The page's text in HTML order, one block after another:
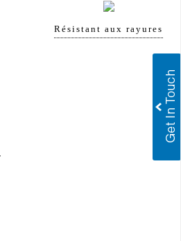
Résistant aux rayures